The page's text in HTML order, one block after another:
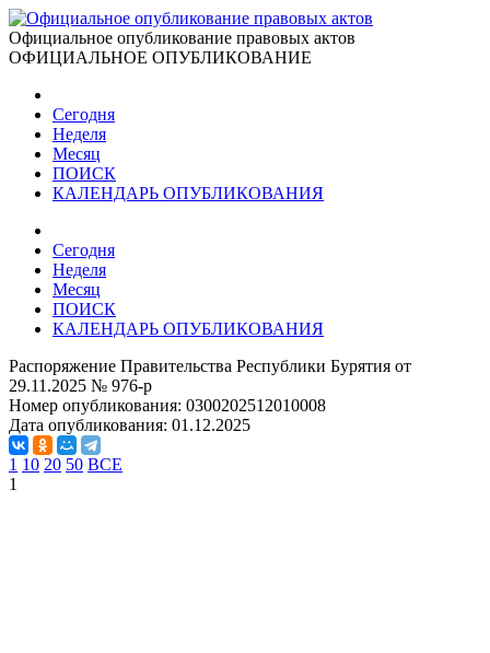
Официальное опубликование правовых актов
ОФИЦИАЛЬНОЕ ОПУБЛИКОВАНИЕ
Сегодня
Неделя
Месяц
ПОИСК
КАЛЕНДАРЬ ОПУБЛИКОВАНИЯ
Сегодня
Неделя
Месяц
ПОИСК
КАЛЕНДАРЬ ОПУБЛИКОВАНИЯ
Распоряжение Правительства Республики Бурятия от
29.11.2025 № 976-р
Номер опубликования: 0300202512010008
Дата опубликования: 01.12.2025
1 10 20 50 ВСЕ
1